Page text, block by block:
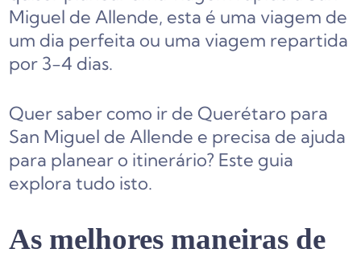
Miguel de Allende, esta é uma viagem de
um dia perfeita ou uma viagem repartida
por 3-4 dias.
Quer saber como ir de Querétaro para
San Miguel de Allende e precisa de ajuda
para planear o itinerário? Este guia
explora tudo isto.
As melhores maneiras de